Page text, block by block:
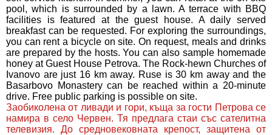
pool, which is surrounded by a lawn. A terrace with BBQ
facilities is featured at the guest house. A daily served
breakfast can be requested. For exploring the surroundings,
you can rent a bicycle on site. On request, meals and drinks
are prepared by the hosts. You can also sample homemade
honey at Guest House Petrova. The Rock-hewn Churches of
Ivanovo are just 16 km away. Ruse is 30 km away and the
Basarbovo Monastery can be reached within a 20-minute
drive. Free public parking is possible on site.
Заобиколена от ливади и гори, къща за гости Петрова се
намира в село Червен. Тя предлага стаи със сателитна
телевизия. До средновековната крепост, защитена от